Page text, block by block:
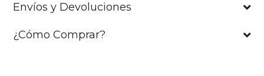
Envíos y Devoluciones
¿Cómo Comprar?